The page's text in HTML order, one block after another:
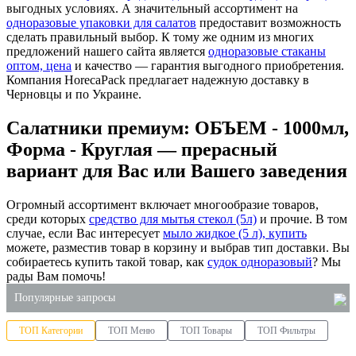
выгодных условиях. А значительный ассортимент на
одноразовые упаковки для салатов предоставит возможность
сделать правильный выбор. К тому же одним из многих
предложений нашего сайта является одноразовые стаканы
оптом, цена и качество — гарантия выгодного приобретения.
Компания HorecaPack предлагает надежную доставку в
Черновцы и по Украине.
Салатники премиум: ОБЪЕМ - 1000мл,
Форма - Круглая — прерасный
вариант для Вас или Вашего заведения
Огромный ассортимент включает многообразие товаров,
среди которых средство для мытья стекол (5л) и прочие. В том
случае, если Вас интересует мыло жидкое (5 л), купить
можете, разместив товар в корзину и выбрав тип доставки. Вы
собираетесь купить такой товар, как судок одноразовый? Мы
рады Вам помочь!
Популярные запросы
контейнеры для продуктов одноразовые
ТОП Категории ТОП Меню ТОП Товары ТОП Фильтры